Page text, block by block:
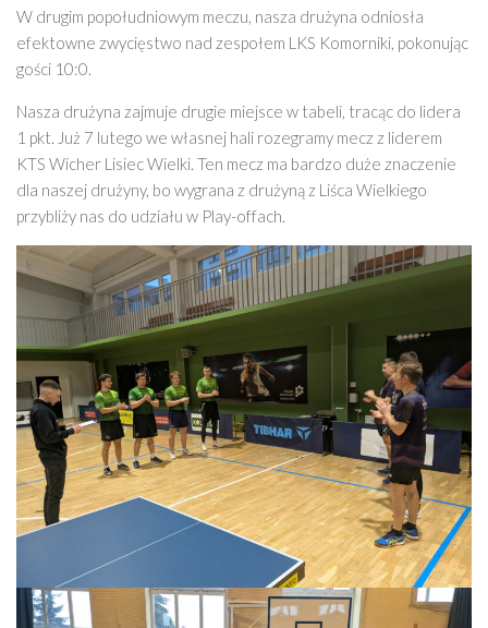
W drugim popołudniowym meczu, nasza drużyna odniosła
efektowne zwycięstwo nad zespołem LKS Komorniki, pokonując
gości 10:0.
Nasza drużyna zajmuje drugie miejsce w tabeli, tracąc do lidera
1 pkt. Już 7 lutego we własnej hali rozegramy mecz z liderem
KTS Wicher Lisiec Wielki. Ten mecz ma bardzo duże znaczenie
dla naszej drużyny, bo wygrana z drużyną z Liśca Wielkiego
przybliży nas do udziału w Play-offach.